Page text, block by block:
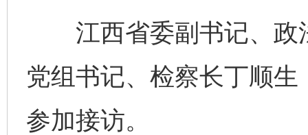
江西省委副书记、政
党组书记、检察长丁顺
参加接访。
完善运行机制助力责任有效落实 一纸欠